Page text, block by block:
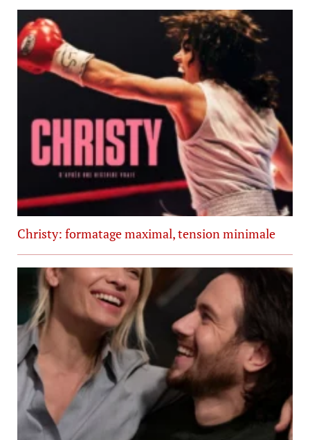
Christy: formatage maximal, tension minimale